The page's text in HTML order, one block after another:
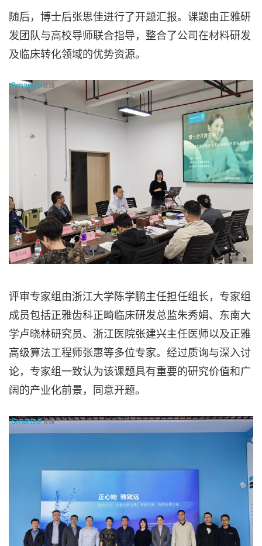
随后，博士后张思佳进行了开题汇报。课题由正雅研
发团队与高校导师联合指导，整合了公司在材料研发
及临床转化领域的优势资源。
评审专家组由浙江大学陈学鹏主任担任组长，专家组
成员包括正雅齿科正畸临床研发总监朱秀娟、东南大
学卢晓林研究员、浙江医院张建兴主任医师以及正雅
高级算法工程师张惠等多位专家。经过质询与深入讨
论，专家组一致认为该课题具有重要的研究价值和广
阔的产业化前景，同意开题。